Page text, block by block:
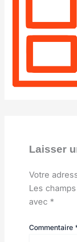
Laisser
Votre
Les
avec *
Commentaire